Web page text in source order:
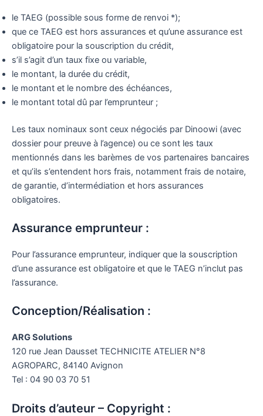
le TAEG (possible sous forme de renvoi *);
que ce TAEG est hors assurances et qu’une assurance est
obligatoire pour la souscription du crédit,
s’il s’agit d’un taux fixe ou variable,
le montant, la durée du crédit,
le montant et le nombre des échéances,
le montant total dû par l’emprunteur ;
Les taux nominaux sont ceux négociés par Dinoowi (avec
dossier pour preuve à l’agence) ou ce sont les taux
mentionnés dans les barèmes de vos partenaires bancaires
et qu’ils s’entendent hors frais, notamment frais de notaire,
de garantie, d’intermédiation et hors assurances
obligatoires.
Assurance emprunteur :
Pour l’assurance emprunteur, indiquer que la souscription
d’une assurance est obligatoire et que le TAEG n’inclut pas
l’assurance.
Conception/Réalisation :
ARG Solutions
120 rue Jean Dausset TECHNICITE ATELIER N°8
AGROPARC, 84140 Avignon
Tel : 04 90 03 70 51
Droits d’auteur – Copyright :